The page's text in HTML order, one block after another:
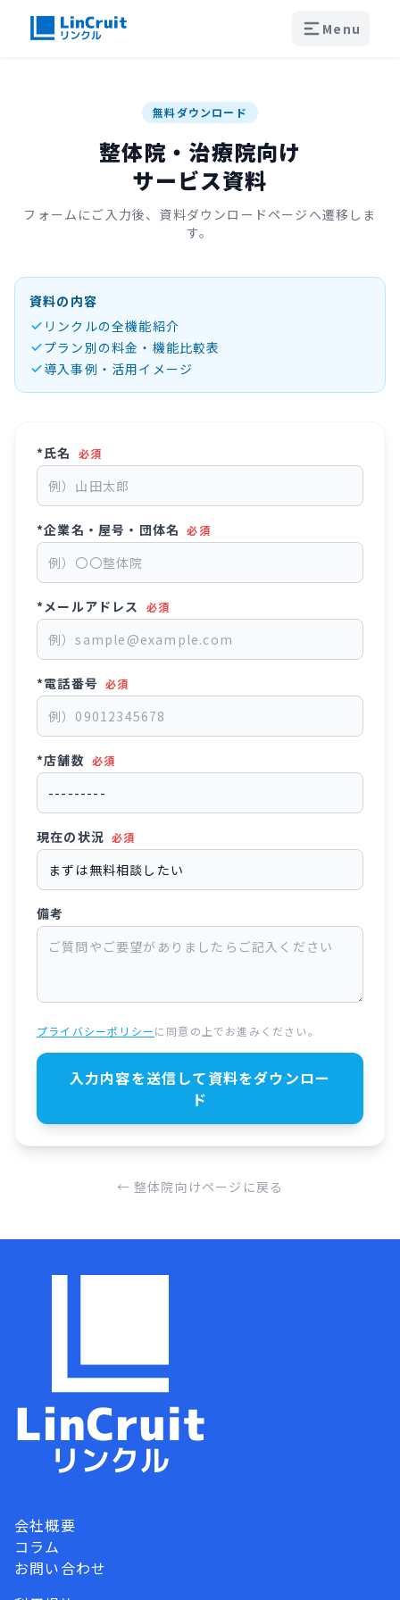
Menu
無料ダウンロード
整体院・治療院向け
サービス資料
フォームにご入力後、資料ダウンロードページへ遷移しま
す。
資料の内容
リンクルの全機能紹介
プラン別の料金・機能比較表
導入事例・活用イメージ
*氏名 必須
*企業名・屋号・団体名 必須
*メールアドレス 必須
*電話番号 必須
*店舗数 必須
現在の状況 必須
備考
プライバシーポリシーに同意の上でお進みください。
入力内容を送信して資料をダウンロー
ド
← 整体院向けページに戻る
会社概要
コラム
お問い合わせ